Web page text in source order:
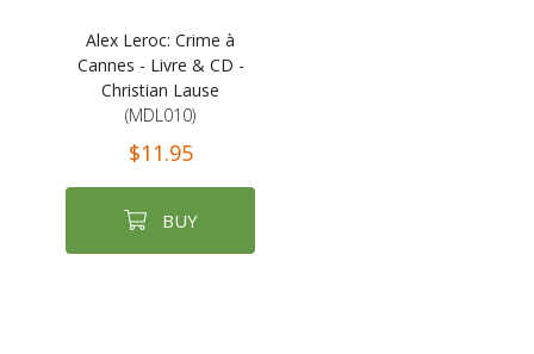
Alex Leroc: Crime à
Cannes - Livre & CD -
Christian Lause
(MDL010)
$11.95
BUY